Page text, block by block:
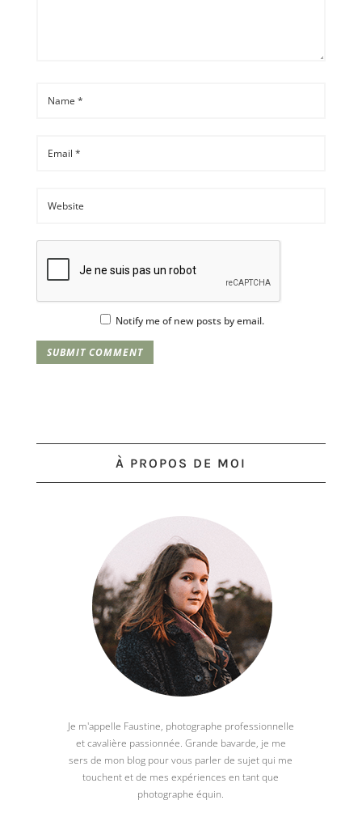
Notify me of new posts by email.
À PROPOS DE MOI
Je m'appelle Faustine, photographe professionnelle
et cavalière passionnée. Grande bavarde, je me
sers de mon blog pour vous parler de sujet qui me
touchent et de mes expériences en tant que
photographe équin.